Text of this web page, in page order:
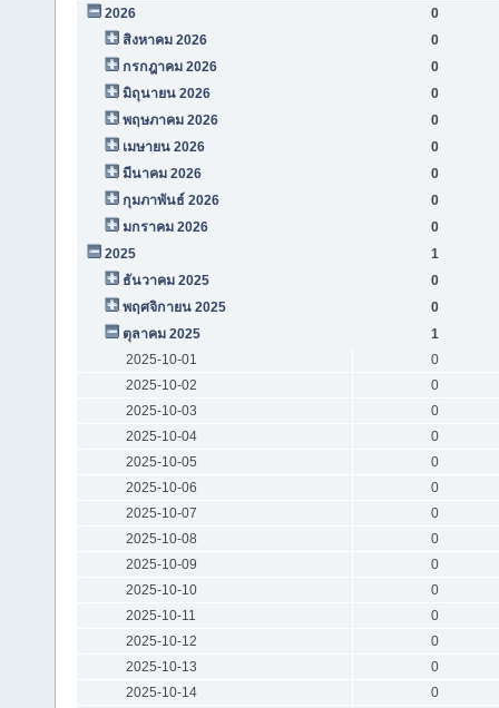
2026
0
สิงหาคม 2026
0
กรกฎาคม 2026
0
มิถุนายน 2026
0
พฤษภาคม 2026
0
เมษายน 2026
0
มีนาคม 2026
0
กุมภาพันธ์ 2026
0
มกราคม 2026
0
2025
1
ธันวาคม 2025
0
พฤศจิกายน 2025
0
ตุลาคม 2025
1
2025-10-01
0
2025-10-02
0
2025-10-03
0
2025-10-04
0
2025-10-05
0
2025-10-06
0
2025-10-07
0
2025-10-08
0
2025-10-09
0
2025-10-10
0
2025-10-11
0
2025-10-12
0
2025-10-13
0
2025-10-14
0